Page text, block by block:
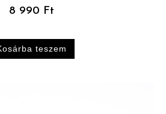
8 990 Ft
teszem